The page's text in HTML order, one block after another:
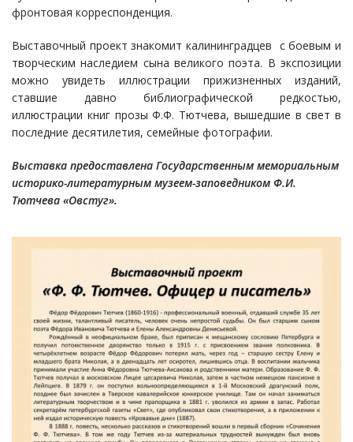
фронтовая корреспонденция.
Выставочный проект знакомит калининградцев с боевым и
творческим наследием сына великого поэта. В экспозиции
можно увидеть иллюстрации прижизненных изданий,
ставшие давно библиографической редкостью,
иллюстрации книг прозы Ф.Ф. Тютчева, вышедшие в свет в
последние десятилетия, семейные фотографии.
Выставка предоставлена Государственным мемориальным
историко-литературным музеем-заповедником Ф.И.
Тютчева «Овстуг».